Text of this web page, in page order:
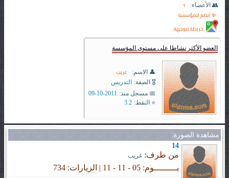
👥 الأعضاء:
1
✨ انضم للمؤسسة
خريطة موجهة
العضو الأكثر نشاطا على مستوى المؤسسة
👤 الاسم: غريب
🎖️ الصفة:
التدريس
📅 مسجل منذ: 2011-10-09
⭐ النقط: 3.2
مشاهدة الصورة:
14
من طرف: غريب
يـــــــــوم: 05 - 11 - 11 | الزيارات: 734